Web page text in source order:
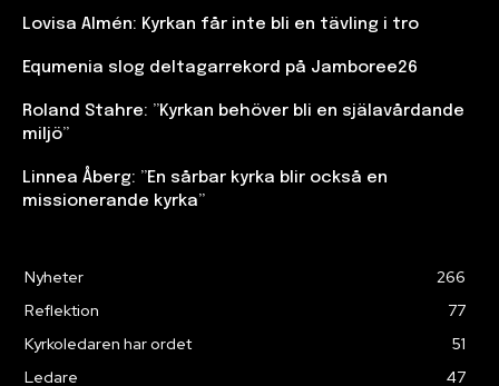
Lovisa Almén: Kyrkan får inte bli en tävling i tro
Equmenia slog deltagarrekord på Jamboree26
Roland Stahre: ”Kyrkan behöver bli en själavårdande
miljö”
Linnea Åberg: ”En sårbar kyrka blir också en
missionerande kyrka”
Nyheter
266
Reflektion
77
Kyrkoledaren har ordet
51
Ledare
47